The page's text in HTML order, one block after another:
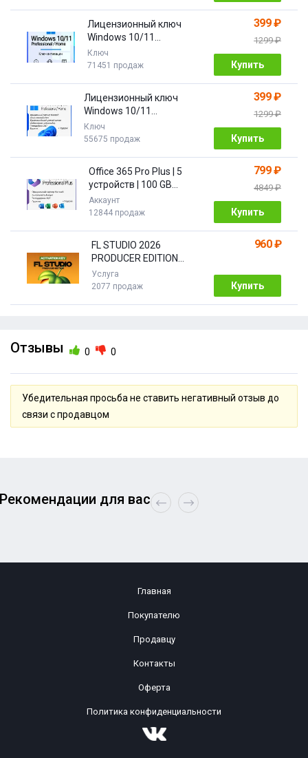
Лицензионный ключ
Windows 10/11
Pro/Home 32/64 bit
Ключ
71451 продаж
399 ₽
1299 ₽
Купить
Лицензионный ключ
Windows 10/11
PRO/HOME | с привязкой
Ключ
55675 продаж
399 ₽
1299 ₽
Купить
Office 365 Pro Plus | 5
устройств | 100 GB
Облако| 1 год
Аккаунт
12844 продаж
799 ₽
4849 ₽
Купить
FL STUDIO 2026
PRODUCER EDITION
[Бессрочная]
Услуга
2077 продаж
960 ₽
Купить
Отзывы 0 0
Убедительная просьба не ставить негативный отзыв до
связи с продавцом
Рекомендации для вас
Главная
Покупателю
Продавцу
Контакты
Оферта
Политика конфиденциальности